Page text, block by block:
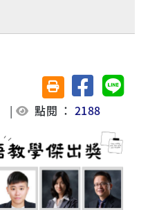
友善列印(另開視窗)
分享至臉書分享
| 點閱 ：2188